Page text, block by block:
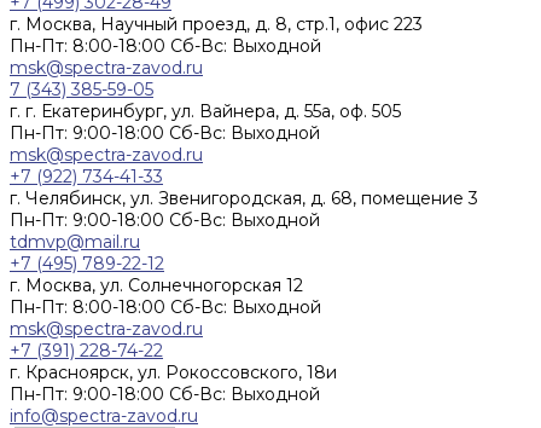
г. Москва, Научный проезд, д. 8, стр.1, офис 223
Пн-Пт: 8:00-18:00 Cб-Вс: Выходной
msk@spectra-zavod.ru
7 (343) 385-59-05
г. г. Екатеринбург, ул. Вайнера, д. 55а, оф. 505
Пн-Пт: 9:00-18:00 Cб-Вс: Выходной
msk@spectra-zavod.ru
+7 (922) 734-41-33
г. Челябинск, ул. Звенигородская, д. 68, помещение 3
Пн-Пт: 9:00-18:00 Cб-Вс: Выходной
tdmvp@mail.ru
+7 (495) 789-22-12
г. Москва, ул. Солнечногорская 12
Пн-Пт: 8:00-18:00 Cб-Вс: Выходной
msk@spectra-zavod.ru
+7 (391) 228-74-22
г. Красноярск, ул. Рокоссовского, 18и
Пн-Пт: 9:00-18:00 Cб-Вс: Выходной
info@spectra-zavod.ru